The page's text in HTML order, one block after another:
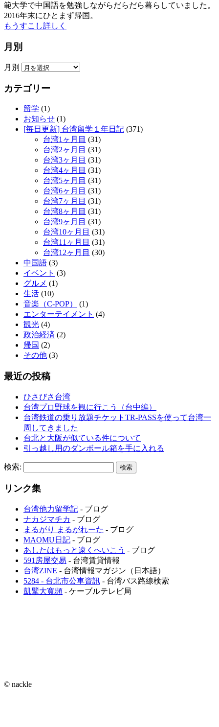
範大学で中国語を勉強しながらだらだら暮らしていました。
2016年末にひとまず帰国。
もうすこし詳しく
月別
月別
カテゴリー
留学 (1)
お知らせ (1)
[毎日更新] 台湾留学１年日記 (371)
台湾1ヶ月目 (31)
台湾2ヶ月目 (31)
台湾3ヶ月目 (31)
台湾4ヶ月目 (31)
台湾5ヶ月目 (31)
台湾6ヶ月目 (31)
台湾7ヶ月目 (31)
台湾8ヶ月目 (31)
台湾9ヶ月目 (31)
台湾10ヶ月目 (31)
台湾11ヶ月目 (31)
台湾12ヶ月目 (30)
中国語 (3)
イベント (3)
グルメ (1)
生活 (10)
音楽（C-POP）
(1)
エンターテイメント (4)
観光 (4)
政治経済 (2)
帰国 (2)
その他 (3)
最近の投稿
ひさびさ台湾
台湾プロ野球を観に行こう（台中編）
台湾鉄道の乗り放題チケットTR-PASSを使って台湾一
周してきました
台北と大阪が似ている件について
引っ越し用のダンボール箱を手に入れる
検索:
リンク集
台湾他力留学記 - ブログ
ナカジマチカ - ブログ
まるがり まるがれーた - ブログ
MAOMU日記 - ブログ
あしたはもっと遠くへいこう - ブログ
591房屋交易 - 台湾賃貸情報
台湾ZINE - 台湾情報マガジン（日本語）
5284 - 台北市公車資訊 - 台湾バス路線検索
凱擘大寬頻 - ケーブルテレビ局
© nackle